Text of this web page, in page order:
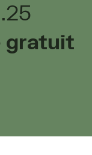
gratuit